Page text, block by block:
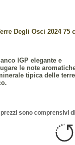
Degli Osci 2024 75
IGP elegante e
le note
tipica delle terre
prezzi sono comprensivi